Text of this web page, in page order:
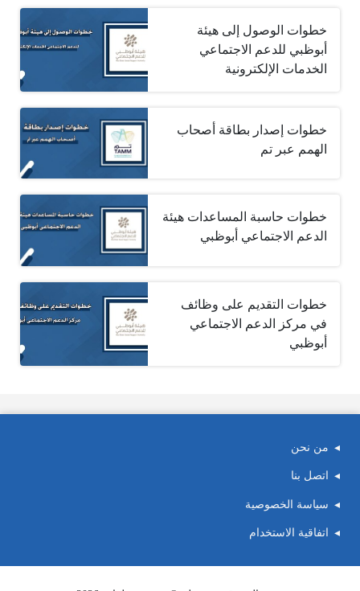
خطوات الوصول إلى هيئة
أبوظبي للدعم الاجتماعي
الخدمات الإلكترونية
خطوات إصدار بطاقة أصحاب
الهمم عبر تم
خطوات حاسبة المساعدات هيئة
الدعم الاجتماعي أبوظبي
خطوات التقديم على وظائف
في مركز الدعم الاجتماعي
أبوظبي
من نحن
اتصل بنا
سياسة الخصوصية
اتفاقية الاستخدام